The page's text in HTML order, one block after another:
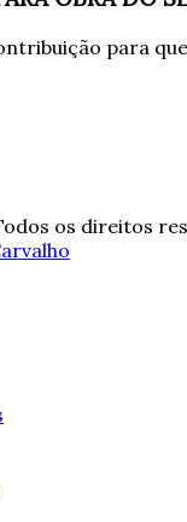
para
os direitos